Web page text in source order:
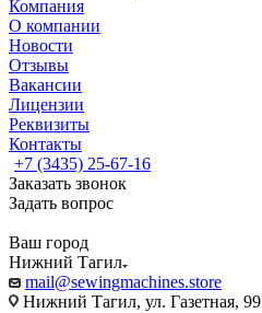
Компания
О компании
Новости
Отзывы
Вакансии
Лицензии
Реквизиты
Контакты
+7 (3435) 25-67-16
Заказать звонок
Задать вопрос
Ваш город
Нижний Тагил
mail@sewingmachines.store
Нижний Тагил, ул. Газетная, 99